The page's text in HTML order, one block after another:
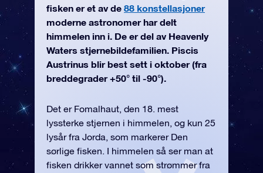
fisken er et av de 88 konstellasjoner
moderne astronomer har delt
himmelen inn i. De er del av Heavenly
Waters stjernebildefamilien. Piscis
Austrinus blir best sett i oktober (fra
breddegrader +50° til -90°).
Det er Fomalhaut, den 18. mest
lyssterke stjernen i himmelen, og kun 25
lysår fra Jorda, som markerer Den
sørlige fisken. I himmelen så ser man at
fisken drikker vannet som strømmer fra